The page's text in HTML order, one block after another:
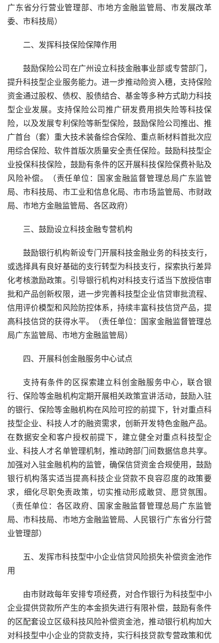
广东省分行营业管理部、市地方金融监管局、市发展改革
委、市科技局）
二、发挥科技保险保障作用
鼓励保险公司在广州设立科技金融事业部或专营部门，
提升科技型企业服务能力。进一步推动险资入穗，支持保险
资金通过股权、债权、股债结合、基金等多种方式助力科技
型企业发展。支持保险公司推广研发费用损失险等科技保
险，以及发展专利保险等新型保险，鼓励保险公司推出、推
广首台（套）重大技术装备综合保险、重点新材料首批次应
用综合保险、软件首版次质量安全责任保险。鼓励科技型企
业投保科技保险，鼓励有条件的区开展科技保险保费补贴及
风险补偿。（责任单位：国家金融监督管理总局广东监管
局、市科技局、市工业和信息化局、市市场监管局、市财政
局、市地方金融监管局、各区政府）
三、鼓励设立科技金融专营机构
鼓励银行机构新设专门开展科技金融业务的科技支行，
或选择具有良好基础的支行转型为科技支行，探索执行差异
化考核激励政策。引导银行机构对科技支行适当下放授信审
批和产品创新权限，进一步完善科技型企业信贷审批流程、
信用评价模型和风险防控体系，持续丰富科技信贷产品，提
高科技信贷的获得水平。（责任单位：国家金融监督管理总
局广东监管局、市地方金融监管局）
四、开展科创金融服务中心试点
支持有条件的区探索建立科创金融服务中心，联合银
行、保险等金融机构定期开展相关政策宣讲活动，鼓励入驻
的银行、保险等金融机构在风险可控的前提下，针对重点科
技型企业、科技人才的融资需求，创新开发特色金融产品。
在数据安全和客户授权前提下，建立健全对重点科技型企
业、科技人才名单管理机制，推动跨部门间数据信息共享。
加强对入驻金融机构的监管，确保信贷资金合规使用，鼓励
银行机构落实适当提高科技企业贷款不良容忍度的政策要
求，细化尽职免责政策，切实推动形成敢贷、愿贷氛围。
（责任单位：各区政府、国家金融监督管理总局广东监管
局、市科技局、市地方金融监管局、人民银行广东省分行营
业管理部）
五、发挥市科技型中小企业信贷风险损失补偿资金池作
用
由市财政每年安排专项经费，对合作银行为科技型中小
企业提供贷款所产生的本金损失进行有限补偿，鼓励有条件
的区配套设立区级科技风险补偿资金池，推动银行机构加大
对科技型中小企业的贷款支持，实行科技贷款专营政策和优